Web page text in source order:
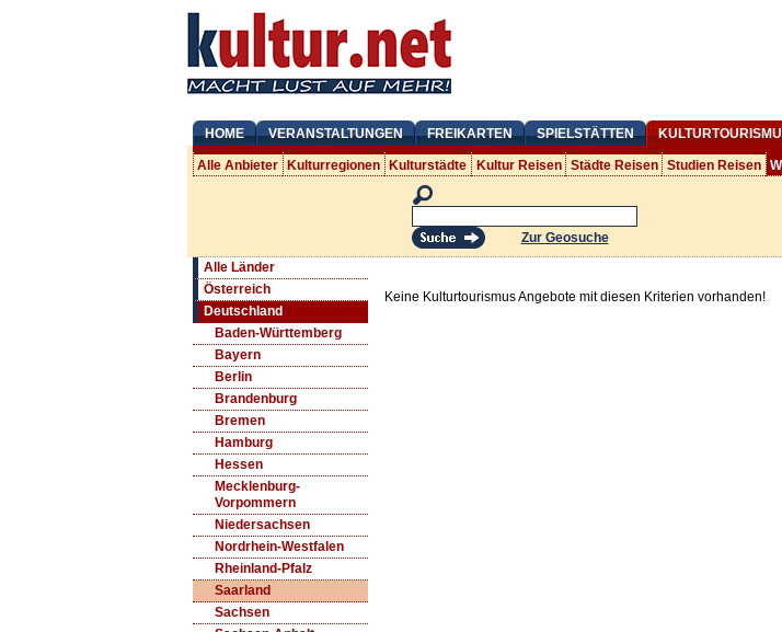
HOME VERANSTALTUNGEN FREIKARTEN SPIELSTÄTTEN
Alle Anbieter Kulturregionen Kulturstädte Kultur Reisen Städte Reisen Studien Reisen
Zur Geosuche
Alle Länder
Österreich
Deutschland
Baden-Württemberg
Bayern
Berlin
Brandenburg
Bremen
Hamburg
Hessen
Mecklenburg-
Vorpommern
Niedersachsen
Nordrhein-Westfalen
Rheinland-Pfalz
Saarland
Sachsen
Keine Kulturtourismus Angebote mit diesen Kriterien vorhanden!